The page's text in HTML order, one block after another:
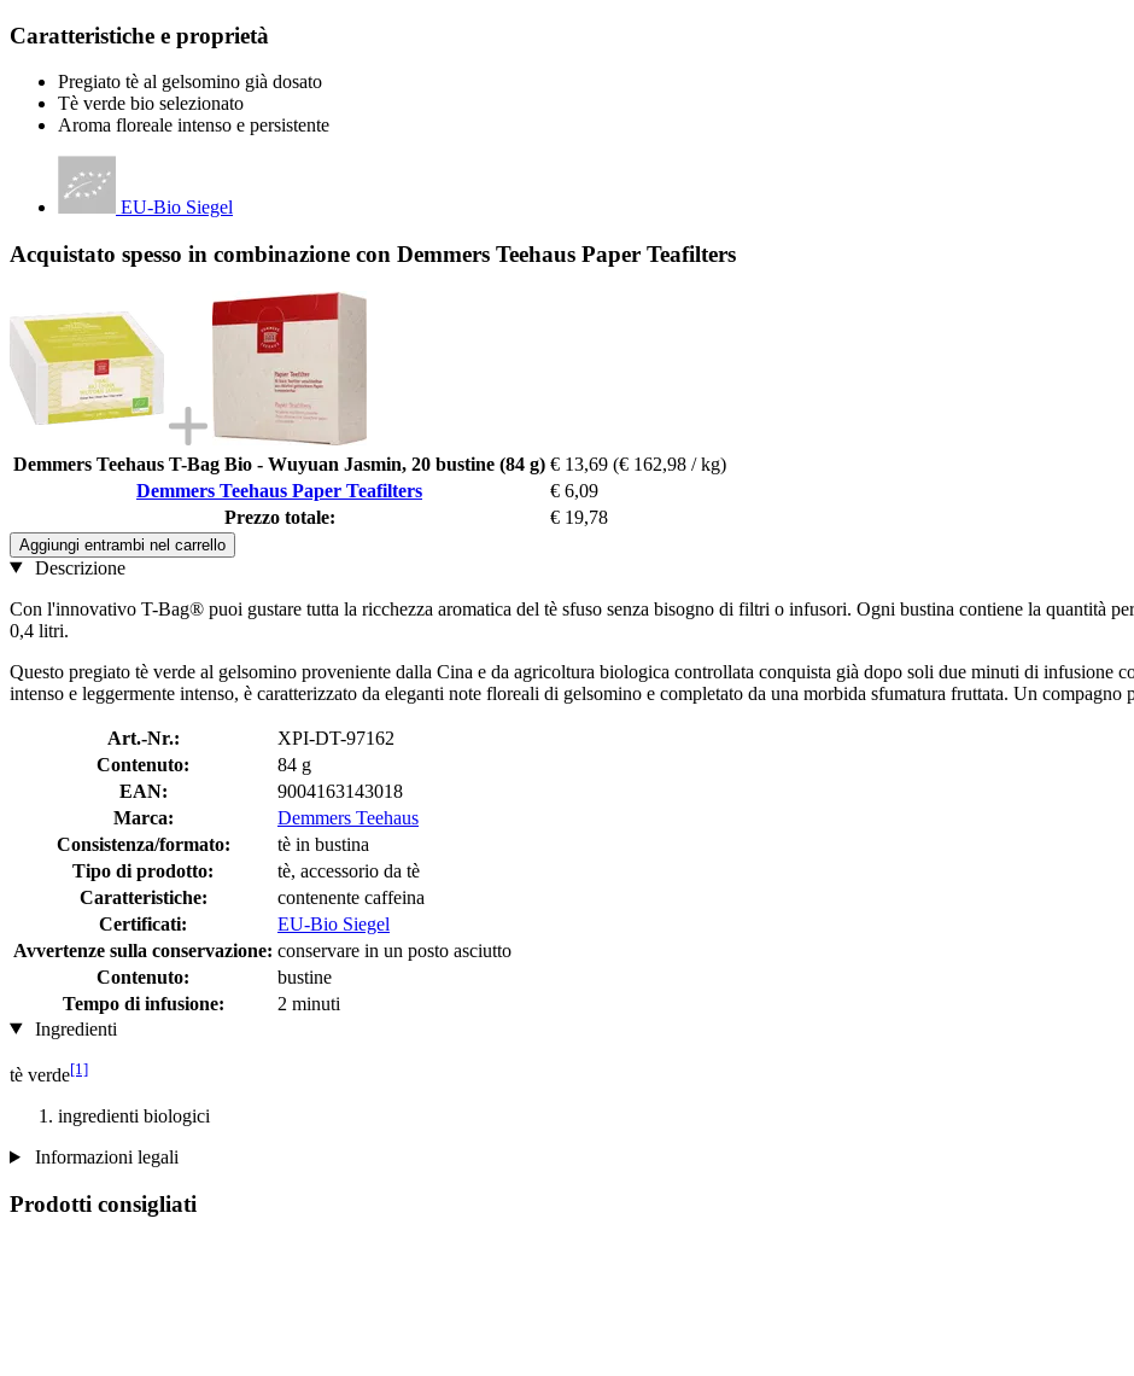
Caratteristiche e proprietà
Pregiato tè al gelsomino già dosato
Tè verde bio selezionato
Aroma floreale intenso e persistente
EU-Bio Siegel
Acquistato spesso in combinazione con Demmers Teehaus Paper Teafilters
Demmers Teehaus T-Bag Bio - Wuyuan Jasmin, 20 bustine (84 g) € 13,69 (€ 162,98 / kg)
Demmers Teehaus Paper Teafilters
€ 6,09
Prezzo totale:
€ 19,78
Aggiungi entrambi nel carrello
Descrizione
Con l'innovativo T-Bag® puoi gustare tutta la ricchezza aromatica del tè sfuso senza bisogno di filtri o infusori. Ogni bustina contiene la quantità
0,4 litri.
Questo pregiato tè verde al gelsomino proveniente dalla Cina e da agricoltura biologica controllata conquista già dopo soli due minuti di infusione
intenso e leggermente intenso, è caratterizzato da eleganti note floreali di gelsomino e completato da una morbida sfumatura fruttata. Un
Art.-Nr.:
XPI-DT-97162
Contenuto:
84 g
EAN:
9004163143018
Marca:
Demmers Teehaus
Consistenza/formato:
tè in bustina
Tipo di prodotto:
tè, accessorio da tè
Caratteristiche:
contenente caffeina
Certificati:
EU-Bio Siegel
Avvertenze sulla conservazione: conservare in un posto asciutto
Contenuto:
bustine
Tempo di infusione:
2 minuti
Ingredienti
tè verde[1]
ingredienti biologici
Informazioni legali
Prodotti consigliati